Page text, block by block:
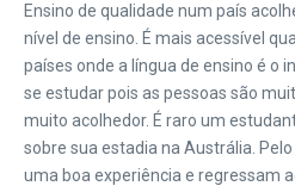
Ensino de qualidade num país
nível de ensino. É mais acessível
países onde a língua de ensino é o
se estudar pois as pessoas são
muito acolhedor. É raro um
sobre sua estadia na Austrália.
uma boa experiência e regressam